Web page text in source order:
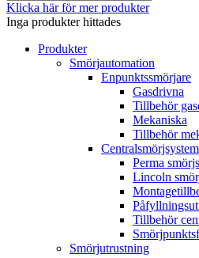
Klicka här för mer produkter
Inga produkter hittades
Produkter
Smörjautomation
Enpunktssmörjare
Gasdrivna
Tillbehör
Mekaniska
Tillbehör
Centralsmörjsystem
Perma
Lincoln
Tillbehör
Smörjutrustning